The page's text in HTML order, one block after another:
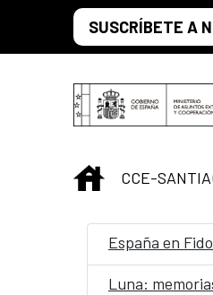
Saltar al contenido principal
SUSCRÍBETE A
INICIO
CCE-
España en
Luna: